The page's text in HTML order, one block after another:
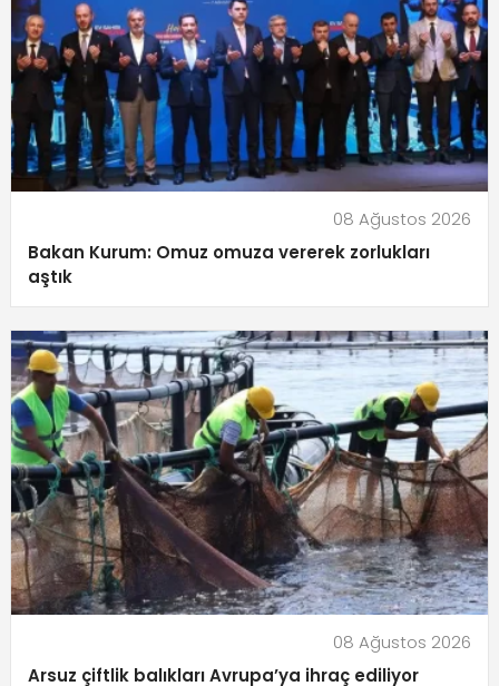
08 Ağustos 2026
Bakan Kurum: Omuz omuza vererek zorlukları
aştık
08 Ağustos 2026
Arsuz çiftlik balıkları Avrupa’ya ihraç ediliyor